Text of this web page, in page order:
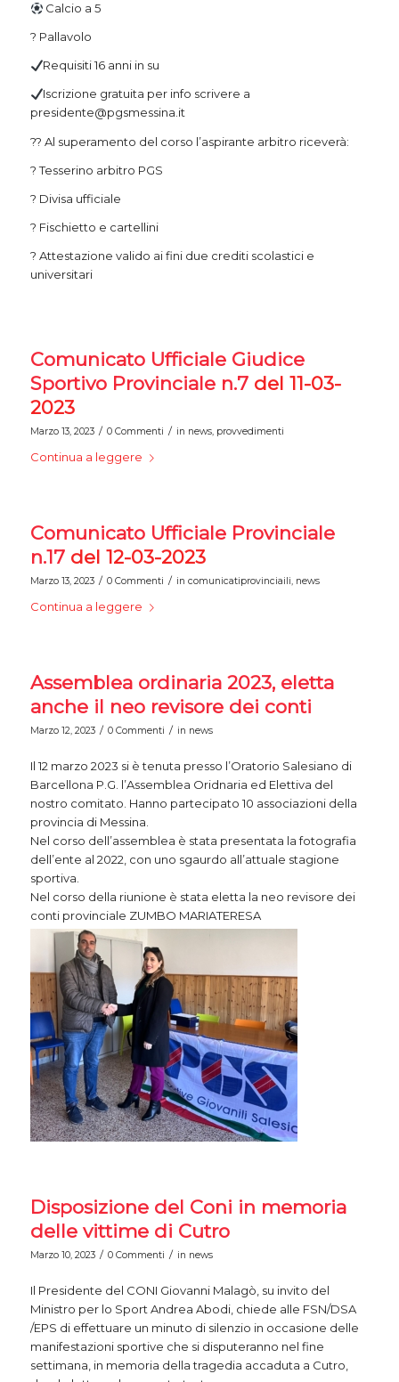
Calcio a 5
? Pallavolo
Requisiti 16 anni in su
Iscrizione gratuita per info scrivere a
presidente@pgsmessina.it
?? Al superamento del corso l’aspirante arbitro riceverà:
?Tesserino arbitro PGS
? Divisa ufficiale
? Fischietto e cartellini
? Attestazione valido ai fini due crediti scolastici e
universitari
Comunicato Ufficiale Giudice
Sportivo Provinciale n.7 del 11-03-
2023
Marzo 13, 2023 / 0 Commenti / in news, provvedimenti
Continua a leggere
Comunicato Ufficiale Provinciale
n.17 del 12-03-2023
Marzo 13, 2023 / 0 Commenti / in comunicatiprovinciaili, news
Continua a leggere
Assemblea ordinaria 2023, eletta
anche il neo revisore dei conti
Marzo 12, 2023 / 0 Commenti / in news
Il 12 marzo 2023 si è tenuta presso l’Oratorio Salesiano di
Barcellona P.G. l’Assemblea Oridnaria ed Elettiva del
nostro comitato. Hanno partecipato 10 associazioni della
provincia di Messina.
Nel corso dell’assemblea è stata presentata la fotografia
dell’ente al 2022, con uno sgaurdo all’attuale stagione
sportiva.
Nel corso della riunione è stata eletta la neo revisore dei
conti provinciale ZUMBO MARIATERESA
Disposizione del Coni in memoria
delle vittime di Cutro
Marzo 10, 2023 / 0 Commenti / in news
Il Presidente del CONI Giovanni Malagò, su invito del
Ministro per lo Sport Andrea Abodi, chiede alle FSN/DSA
/EPS di effettuare un minuto di silenzio in occasione delle
manifestazioni sportive che si disputeranno nel fine
settimana, in memoria della tragedia accaduta a Cutro,